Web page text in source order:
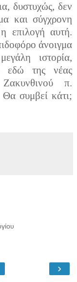
δυστυχώς, δεν
και σύγχρονη
επιλογή αυτή.
άνοιγμα
ιστορία,
εδώ της νέας
π.
συμβεί κάτι;
›